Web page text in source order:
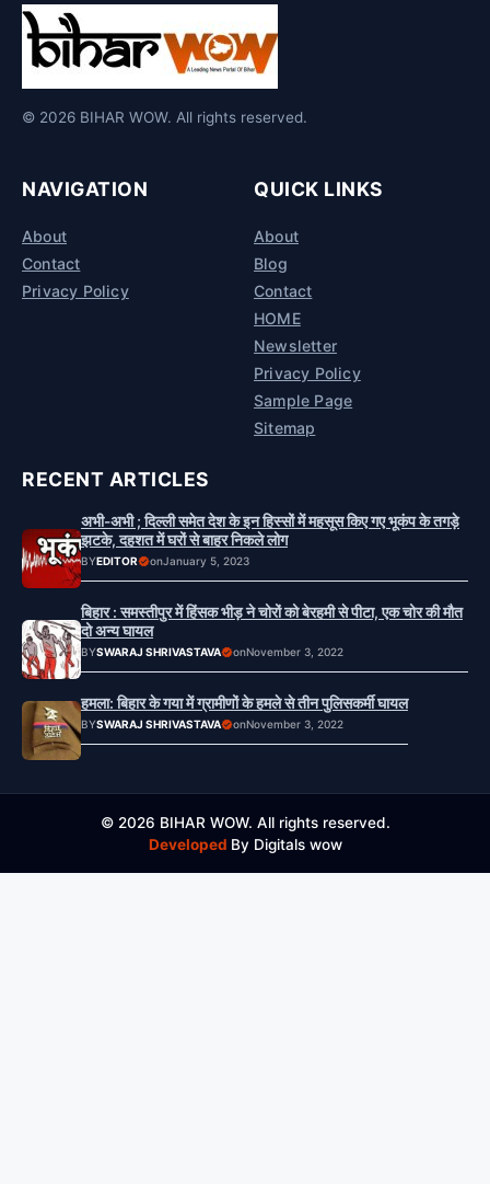
© 2026 BIHAR WOW. All rights reserved.
NAVIGATION
About
Contact
Privacy Policy
QUICK LINKS
About
Blog
Contact
HOME
Newsletter
Privacy Policy
Sample Page
Sitemap
RECENT ARTICLES
अभी-अभी ; दिल्ली समेत देश के इन हिस्सों में महसूस किए गए भूकंप के तगड़े
झटके, दहशत में घरों से बाहर निकले लोग
BYEDITOR onJanuary 5, 2023
बिहार : समस्तीपुर में हिंसक भीड़ ने चोरों को बेरहमी से पीटा, एक चोर की मौत
दो अन्य घायल
BYSWARAJ SHRIVASTAVA onNovember 3, 2022
हमला: बिहार के गया में ग्रामीणों के हमले से तीन पुलिसकर्मी घायल
BYSWARAJ SHRIVASTAVA onNovember 3, 2022
© 2026 BIHAR WOW. All rights reserved.
Developed By Digitals wow